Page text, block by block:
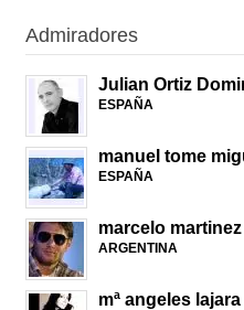
Admiradores
Julian Ortiz
ESPAÑA
manuel tome
ESPAÑA
marcelo martinez
ARGENTINA
mª angeles